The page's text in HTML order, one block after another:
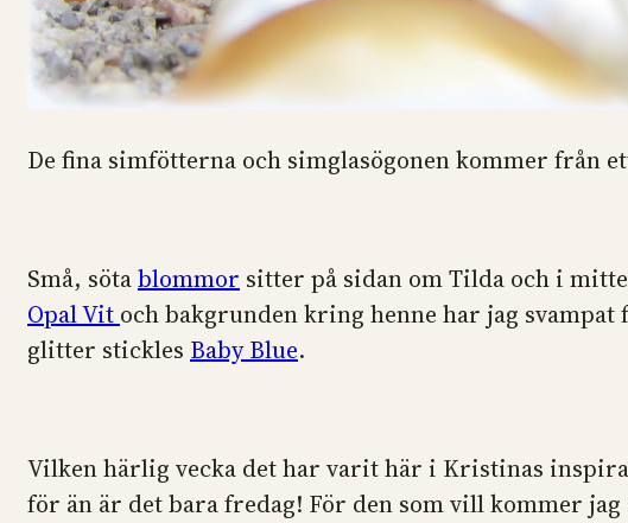
De fina simfötterna och simglasögonen kommer från
Små, sötablommor sitter på sidan om Tilda och i
Opal Vit och bakgrunden kring henne har jag
glitter stickles Baby Blue.
Vilken härlig vecka det har varit här i Kristinas
för än är det bara fredag! För den som vill kommer